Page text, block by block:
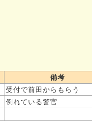
備考
受付で前田からもらう
倒れている警官